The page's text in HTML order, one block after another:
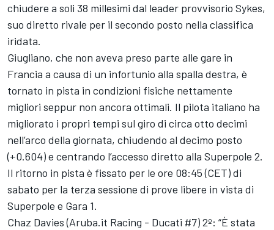
chiudere a soli 38 millesimi dal leader provvisorio Sykes,
suo diretto rivale per il secondo posto nella classifica
iridata.
Giugliano, che non aveva preso parte alle gare in
Francia a causa di un infortunio alla spalla destra, è
tornato in pista in condizioni fisiche nettamente
migliori seppur non ancora ottimali. Il pilota italiano ha
migliorato i propri tempi sul giro di circa otto decimi
nell’arco della giornata, chiudendo al decimo posto
(+0.604) e centrando l’accesso diretto alla Superpole 2.
Il ritorno in pista è fissato per le ore 08:45 (CET) di
sabato per la terza sessione di prove libere in vista di
Superpole e Gara 1.
Chaz Davies (Aruba.it Racing - Ducati #7) 2º: “È stata